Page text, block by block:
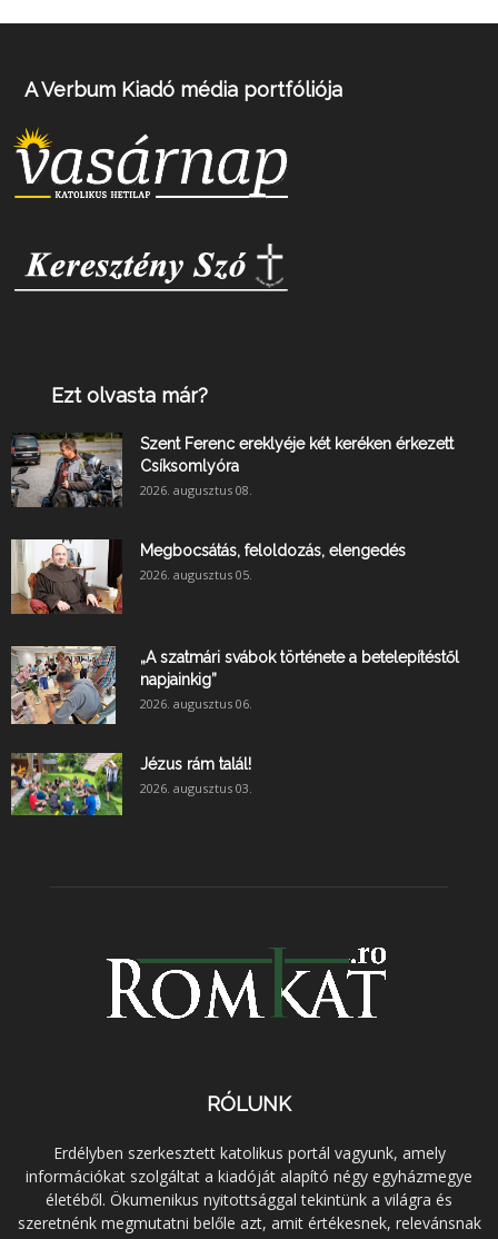
A Verbum Kiadó média portfóliója
Ezt olvasta már?
Szent Ferenc ereklyéje két keréken érkezett
Csíksomlyóra
2026. augusztus 08.
Megbocsátás, feloldozás, elengedés
2026. augusztus 05.
„A szatmári svábok története a betelepítéstől
napjainkig”
2026. augusztus 06.
Jézus rám talál!
2026. augusztus 03.
RÓLUNK
Erdélyben szerkesztett katolikus portál vagyunk, amely
információkat szolgáltat a kiadóját alapító négy egyházmegye
életéből. Ökumenikus nyitottsággal tekintünk a világra és
szeretnénk megmutatni belőle azt, amit értékesnek, relevánsnak